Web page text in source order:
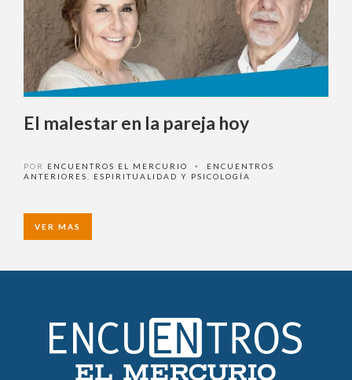
El malestar en la pareja hoy
POR ENCUENTROS EL MERCURIO •
ENCUENTROS
ANTERIORES
ESPIRITUALIDAD Y PSICOLOGÍA
VER MAS